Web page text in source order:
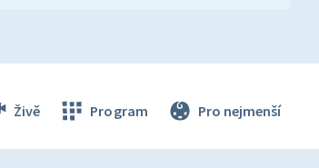
Živě Program Pro nejmenší